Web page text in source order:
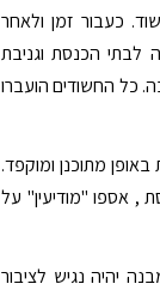
כעבור זמן ולאחר
לבתי הכנסת וגניבת
כל החשודים הועברו
מתוכנן ומוקפד.
, אספו "מודיעין" על
יהיה נגיש לציבור